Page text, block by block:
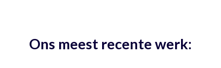
Ons meest recente werk: